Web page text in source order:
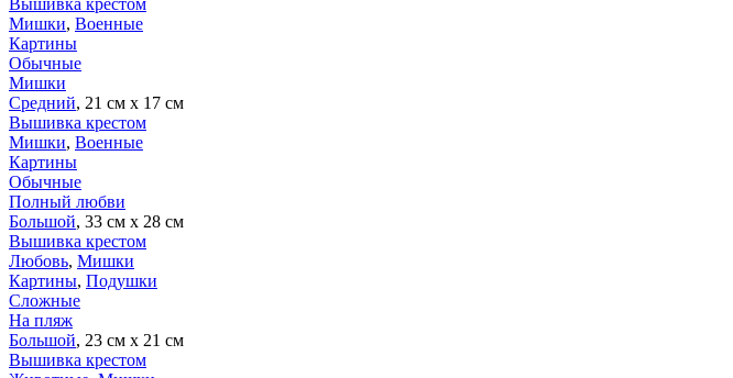
Мишки, Военные
Картины
Обычные
Мишки
Средний, 21 см х 17 см
Вышивка крестом
Мишки, Военные
Картины
Обычные
Полный любви
Большой, 33 см х 28 см
Вышивка крестом
Любовь, Мишки
Картины, Подушки
Сложные
На пляж
Большой, 23 см х 21 см
Вышивка крестом